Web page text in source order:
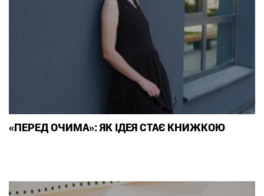
«ПЕРЕД ОЧИМА»: ЯК ІДЕЯ СТАЄ КНИЖКОЮ